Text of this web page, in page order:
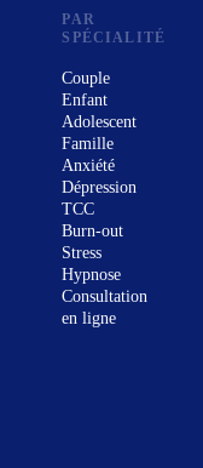
PAR
SPÉCIALITÉ
Couple
Enfant
Adolescent
Famille
Anxiété
Dépression
TCC
Burn-out
Stress
Hypnose
Consultation
en ligne